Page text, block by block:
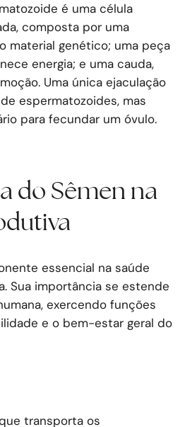
é uma célula
composta por uma
material genético; uma peça
energia; e uma cauda,
Uma única ejaculação
espermatozoides, mas
para fecundar um óvulo.
do Sêmen na
essencial na saúde
Sua importância se estende
exercendo funções
e o bem-estar geral do
transporta os